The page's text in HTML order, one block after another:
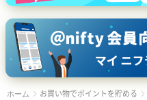
ホーム お買い物でポイントを貯める